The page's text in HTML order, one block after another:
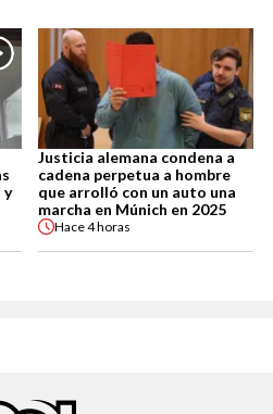
y
Justicia alemana condena a
cadena perpetua a hombre
que arrolló con un auto una
marcha en Múnich en 2025
Hace4 horas